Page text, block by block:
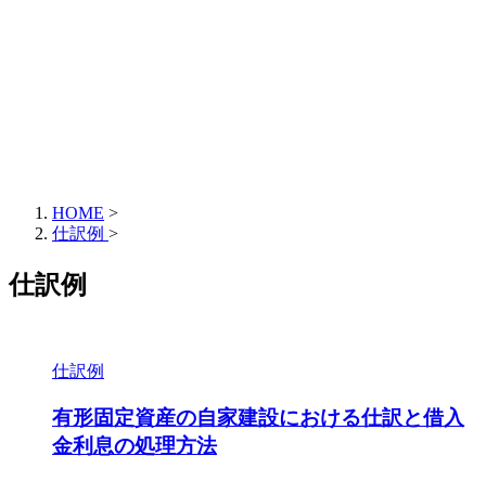
HOME >
仕訳例 >
仕訳例
仕訳例
有形固定資産の自家建設における仕訳と借入
金利息の処理方法